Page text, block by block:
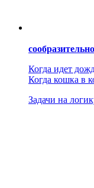
Когда идет
Когда кошка в
Задачи на